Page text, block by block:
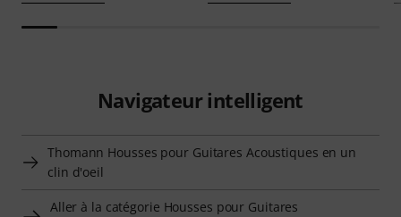
Navigateur intelligent
Thomann Housses pour Guitares Acoustiques en un
clin d'oeil
Aller à la catégorie Housses pour Guitares